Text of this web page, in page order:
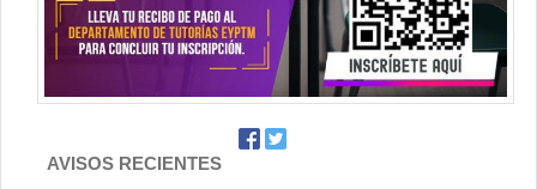
AVISOS RECIENTES